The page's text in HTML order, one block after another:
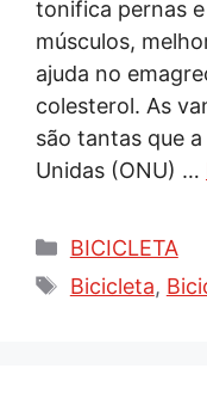
tonifica pernas
músculos,
ajuda no
colesterol. As
são tantas que
Unidas (ONU) …
Categorias
BICICLETA
Tags
Bicicleta,